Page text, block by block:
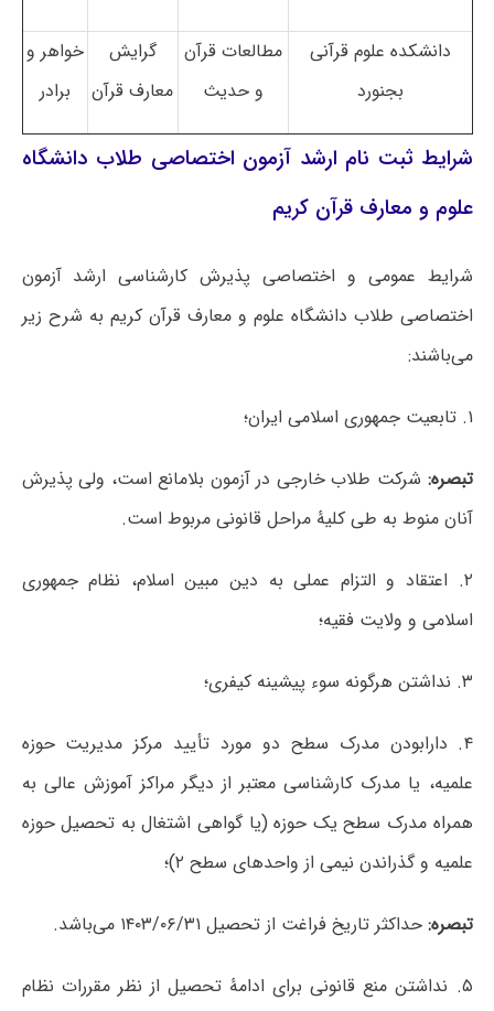
دانشکده علوم قرآنی
بجنورد
مطالعات قرآن
و حدیث
گرایش
معارف قرآن
خواهر و
برادر
شرایط ثبت نام ارشد آزمون اختصاصی طلاب دانشگاه
علوم و معارف قرآن کریم
شرایط عمومی و اختصاصی پذیرش کارشناسی‌ ارشد آزمون
اختصاصی طلاب دانشگاه علوم و معارف قرآن کریم به شرح زیر
می‌باشند:
۱. تابعیت جمهوری اسلامی ایران؛
تبصره: شرکت طلاب خارجی در آزمون بلامانع است، ولی پذیرش
آنان منوط به طی کلیۀ مراحل قانونی مربوط است.
۲. اعتقاد و التزام عملی به دین مبین اسلام، نظام جمهوری
اسلامی و ولایت فقیه؛
۳. نداشتن هرگونه سوء پیشینه کیفری؛
۴. دارابودن مدرک سطح دو مورد تأیید مرکز مدیریت حوزه
علمیه، یا مدرک کارشناسی معتبر از دیگر مراکز آموزش عالی به
همراه مدرک سطح یک حوزه (یا گواهی اشتغال به تحصیل حوزه
علمیه و گذراندن نیمی از واحدهای سطح ۲)؛
تبصره: حداکثر تاریخ فراغت از تحصیل ۱۴۰۳/۰۶/۳۱ می‌باشد.
۵. نداشتن منع قانونی برای ادامۀ تحصیل از نظر مقررات نظام